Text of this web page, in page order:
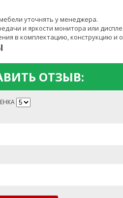
уточнять у менеджера.
и яркости монитора или
в комплектацию, конструкцию
ОТЗЫВ: